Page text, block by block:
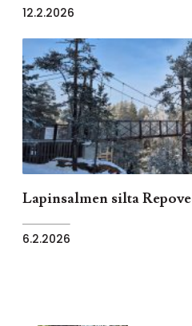
12.2.2026
Lapinsalmen silta
6.2.2026